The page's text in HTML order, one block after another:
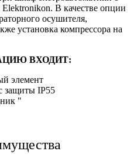
В качестве опции
осушителя,
установка компрессора на
ВХОДИТ:
элемент
защиты IP55
"